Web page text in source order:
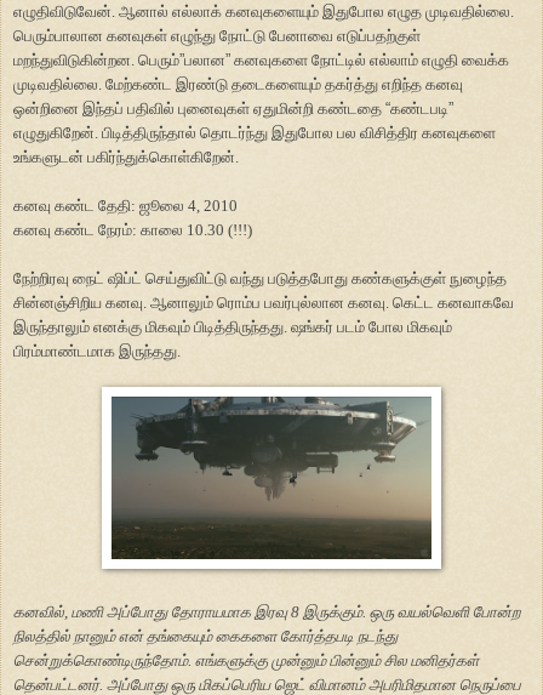
எழுதிவிடுவேன். ஆனால் எல்லாக் கனவுகளையும் இதுபோல எழுத முடிவதில்லை.
பெரும்பாலான கனவுகள் எழுந்து நோட்டு பேனாவை எடுப்பதற்குள்
மறந்துவிடுகின்றன. பெரும்”பலான” கனவுகளை நோட்டில் எல்லாம் எழுதி வைக்க
முடிவதில்லை. மேற்கண்ட இரண்டு தடைகளையும் தகர்த்து எறிந்த கனவு
ஒன்றினை இந்தப் பதிவில் புனைவுகள் ஏதுமின்றி கண்டதை “கண்டபடி”
எழுதுகிறேன். பிடித்திருந்தால் தொடர்ந்து இதுபோல பல விசித்திர கனவுகளை
உங்களுடன் பகிர்ந்துக்கொள்கிறேன்.
கனவு கண்ட தேதி: ஜூலை 4, 2010
கனவு கண்ட நேரம்: காலை 10.30 (!!!)
நேற்றிரவு நைட் ஷிப்ட் செய்துவிட்டு வந்து படுத்தபோது கண்களுக்குள் நுழைந்த
சின்னஞ்சிறிய கனவு. ஆனாலும் ரொம்ப பவர்புல்லான கனவு. கெட்ட கனவாகவே
இருந்தாலும் எனக்கு மிகவும் பிடித்திருந்தது. ஷங்கர் படம் போல மிகவும்
பிரம்மாண்டமாக இருந்தது.
கனவில், மணி அப்போது தோராயமாக இரவு 8 இருக்கும். ஒரு வயல்வெளி போன்ற
நிலத்தில் நானும் என் தங்கையும் கைகளை கோர்த்தபடி நடந்து
சென்றுக்கொண்டிருந்தோம். எங்களுக்கு முன்னும் பின்னும் சில மனிதர்கள்
தென்பட்டனர். அப்போது ஒரு மிகப்பெரிய ஜெட் விமானம் அபரிமிதமான நெருப்பை